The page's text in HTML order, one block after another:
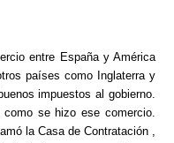
entre España y América
países como Inglaterra y
impuestos al gobierno.
se hizo ese comercio.
la Casa de Contratación ,